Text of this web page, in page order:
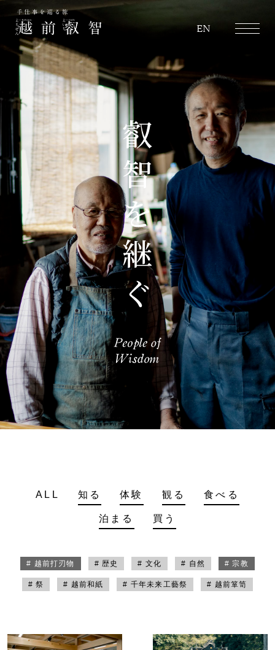
EN
ALL 知る 体験 観る 食べる
泊まる 買う
# 越前打刃物 # 歴史 # 文化 # 自然 # 宗教
# 祭 # 越前和紙 # 千年未来工藝祭 # 越前箪笥